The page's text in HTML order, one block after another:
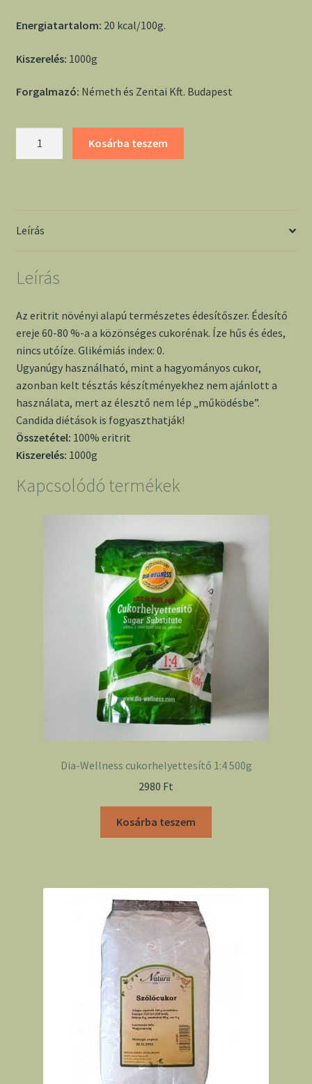
Energiatartalom: 20 kcal/100g.
Kiszerelés: 1000g
Forgalmazó: Németh és Zentai Kft. Budapest
Zentai
Kosárba teszem
Leírás
Leírás
Az eritrit növényi alapú természetes édesítőszer. Édesítő
ereje 60-80 %-a a közönséges cukorénak. Íze hűs és édes,
nincs utóíze. Glikémiás index: 0.
Ugyanúgy használható, mint a hagyományos cukor,
azonban kelt tésztás készítményekhez nem ajánlott a
használata, mert az élesztő nem lép „működésbe”.
Candida diétások is fogyaszthatják!
Összetétel: 100% eritrit
Kiszerelés: 1000g
Kapcsolódó termékek
Dia-Wellness cukorhelyettesítő 1:4 500g
2980 Ft
Kosárba teszem